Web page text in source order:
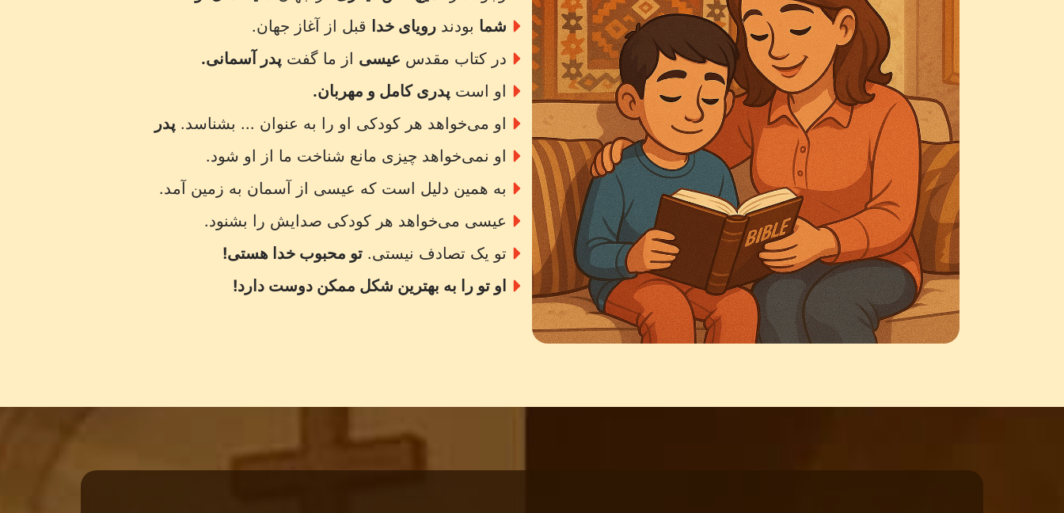
شما بودند رویای خدا
قبل از آغاز جهان.
در کتاب مقدس عیسی از ما گفت پدر آسمانی.
او است پدری کامل و مهربان.
او می‌خواهد هر کودکی او را به عنوان ... بشناسد. پدر
او نمی‌خواهد چیزی مانع شناخت ما از او شود.
به همین دلیل است که عیسی از آسمان به زمین آمد.
عیسی می‌خواهد هر کودکی صدایش را بشنود.
تو یک تصادف نیستی. تو محبوب خدا هستی!
او تو را به بهترین شکل ممکن دوست دارد!